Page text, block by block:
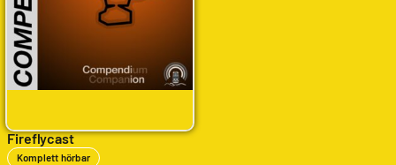
Fireflycast
Komplett hörbar